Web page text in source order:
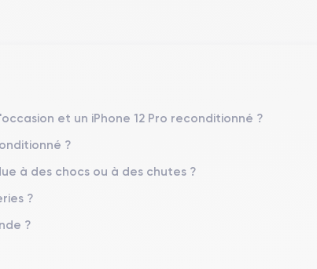
iOS (iOS 26)
et un iPhone 12 Pro reconditionné ?
?
à des chocs ou à des chutes ?
?
?